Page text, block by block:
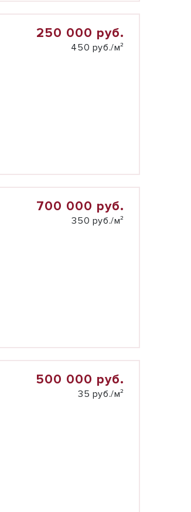
250 000 руб.
450 руб./м²
700 000 руб.
350 руб./м²
500 000 руб.
35 руб./м²